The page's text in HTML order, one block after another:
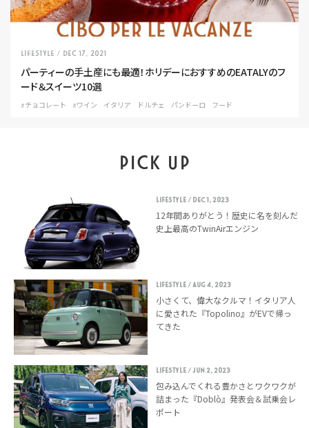
LIFESTYLE / Dec 17, 2021
パーティーの手土産にも最適！ホリデーにおすすめのEATALYのフ
ード＆スイーツ10選
#チョコレート #ワイン イタリア ドルチェ パンドーロ フード
PICK UP
LIFESTYLE / Dec 1, 2023
12年間ありがとう！歴史に名を刻んだ
史上最高のTwinAirエンジン
LIFESTYLE/ Aug 4, 2023
小さくて、偉大なクルマ！イタリア人
に愛された『Topolino』がEVで帰っ
てきた
LIFESTYLE / Jun 2, 2023
包み込んでくれる豊かさとワクワクが
詰まった『Doblò』発表会＆試乗会レ
ポート